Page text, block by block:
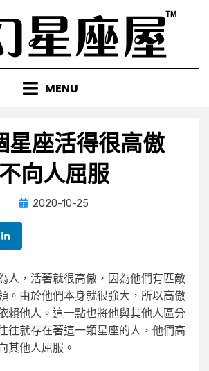
MENU
星座活得很高傲
不向人屈服
by小編
Posted
2020-10-25
，活著就很高傲，因為他們有匹敵
。由於他們本身就很強大，所以高傲
賴他人。這一點也將他與其他人區分
往就存在著這一類星座的人，他們高
其他人屈服。